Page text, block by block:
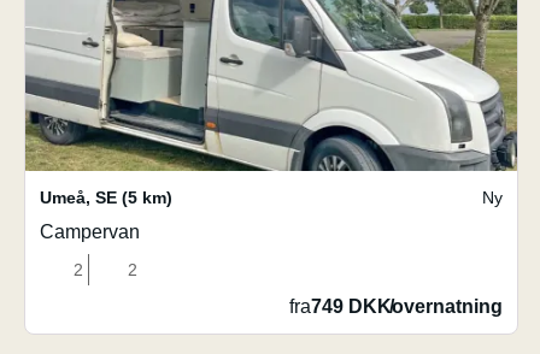
Umeå, SE (5 km) Ny
Campervan
2 2
fra749 DKK/overnatning